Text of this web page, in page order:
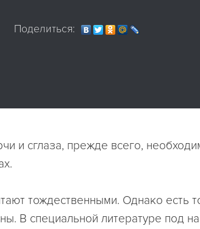
Поделиться:
и сглаза, прежде всего,
тождественными. Однако есть
В специальной литературе под